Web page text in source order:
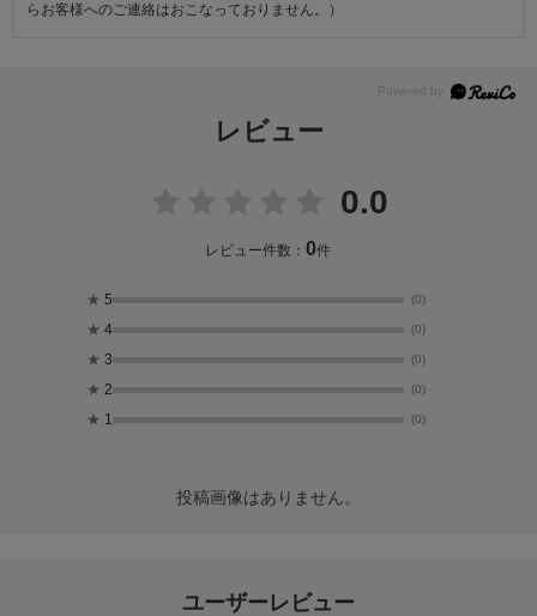
らお客様へのご連絡はおこなっておりません。）
レビュー
0.0
レビュー件数：0件
★ 5 (0)
★ 4 (0)
★ 3 (0)
★ 2 (0)
★ 1 (0)
投稿画像はありません。
ユーザーレビュー